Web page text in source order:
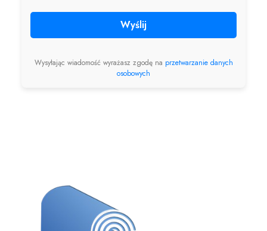
Wyślij
Wysyłając wiadomość wyrażasz zgodę na przetwarzanie danych
osobowych